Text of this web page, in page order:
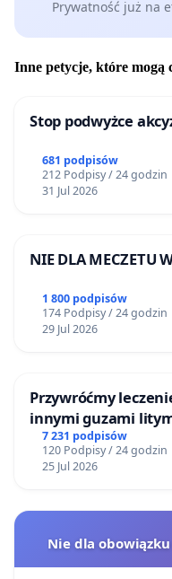
Prywatność już na
Inne petycje, które mogą
Stop podwyżce
681 podpisów
212 Podpisy / 24 godzin
31 Jul 2026
NIE DLA MECZETU
1 800 podpisów
174 Podpisy / 24 godzin
29 Jul 2026
Przywróćmy
innymi guzami
Centrum Zdrowia
7 231 podpisów
120 Podpisy / 24 godzin
25 Jul 2026
Nie dla obowiązku